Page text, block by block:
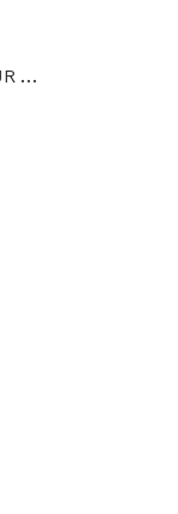
Anclaje para roca y hormigón COEUR STEEL EN795 PETZL